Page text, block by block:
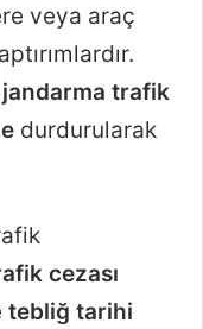
veya araç
jandarma trafik
durdurularak
cezası
tebliğ tarihi